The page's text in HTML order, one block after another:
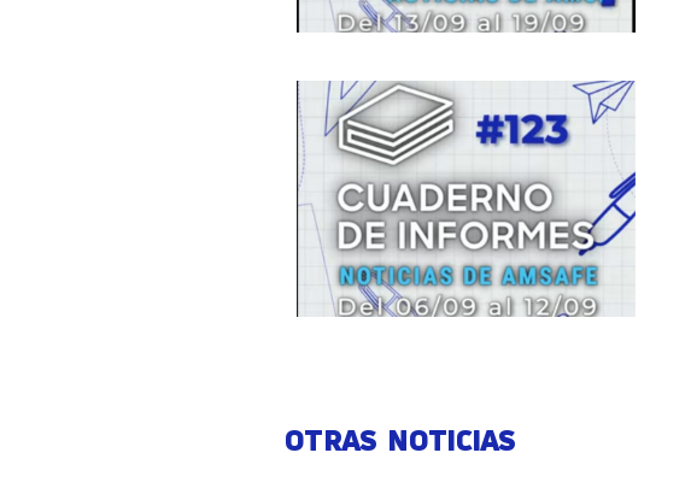
OTRAS NOTICIAS